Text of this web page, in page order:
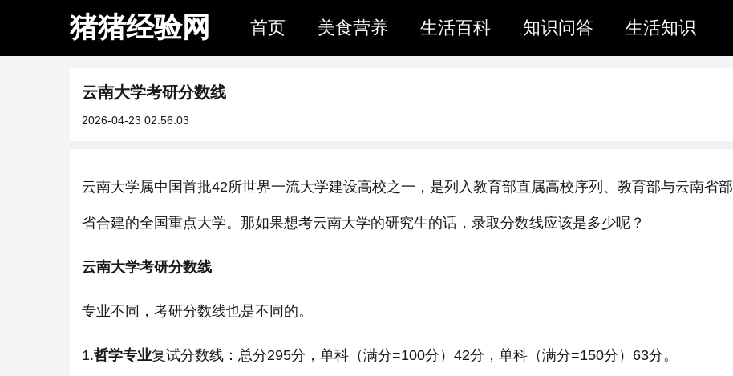
猪猪经验网 首页 美食营养 生活百科 知识问答 生活知识
云南大学考研分数线
2026-04-23 02:56:03
云南大学属中国首批42所世界一流大学建设高校之一，是列入教育部直属高校序列、教育部与云南省部
省合建的全国重点大学。那如果想考云南大学的研究生的话，录取分数线应该是多少呢？
云南大学考研分数线
专业不同，考研分数线也是不同的。
1.哲学专业复试分数线：总分295分，单科（满分=100分）42分，单科（满分=150分）63分。